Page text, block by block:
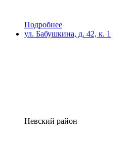
Подробнее
ул. Бабушкина, д. 42, к. 1
Невский район